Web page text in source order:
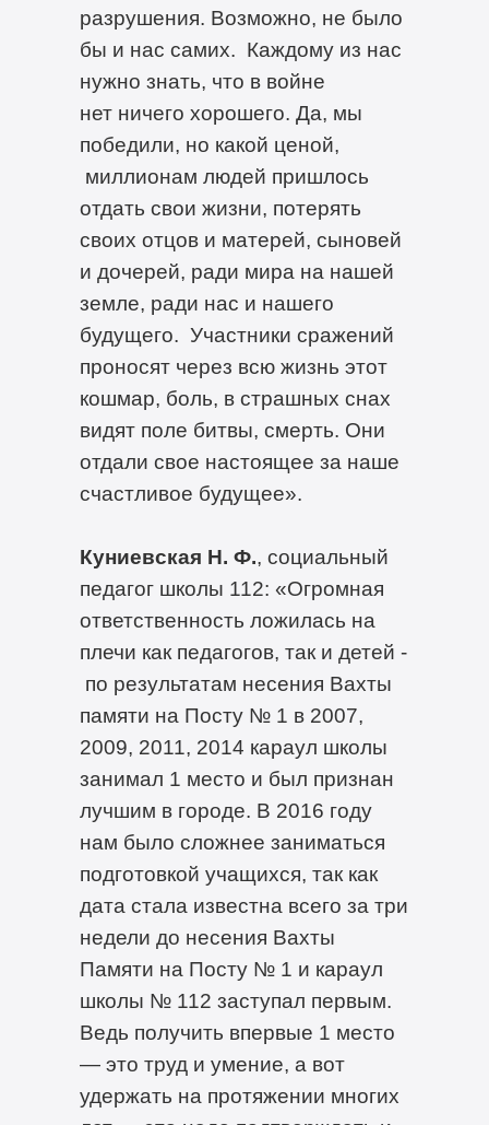
разрушения. Возможно, не было
бы и нас самих. Каждому из нас
нужно знать, что в войне
нет ничего хорошего. Да, мы
победили, но какой ценой,
миллионам людей пришлось
отдать свои жизни, потерять
своих отцов и матерей, сыновей
и дочерей, ради мира на нашей
земле, ради нас и нашего
будущего. Участники сражений
проносят через всю жизнь этот
кошмар, боль, в страшных снах
видят поле битвы, смерть. Они
отдали свое настоящее за наше
счастливое будущее».
Куниевская Н. Ф., социальный
педагог школы 112: «Огромная
ответственность ложилась на
плечи как педагогов, так и детей -
по результатам несения Вахты
памяти на Посту № 1 в 2007,
2009, 2011, 2014 караул школы
занимал 1 место и был признан
лучшим в городе. В 2016 году
нам было сложнее заниматься
подготовкой учащихся, так как
дата стала известна всего за три
недели до несения Вахты
Памяти на Посту № 1 и караул
школы № 112 заступал первым.
Ведь получить впервые 1 место
— это труд и умение, а вот
удержать на протяжении многих